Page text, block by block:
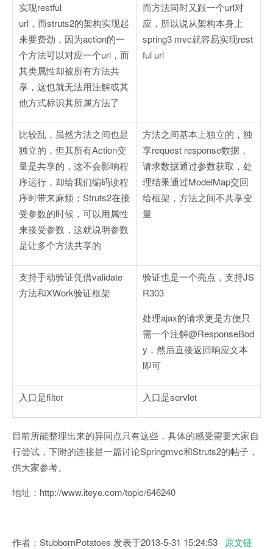
实现restful
url，而struts2的架构实现起
来要费劲，因为action的一
个方法可以对应一个url，而
其类属性却被所有方法共
享，这也就无法用注解或其
他方式标识其所属方法了
而方法同时又跟一个url对
应，所以说从架构本身上
spring3 mvc就容易实现rest
ful url
比较乱，虽然方法之间也是
独立的，但其所有Action变
量是共享的，这不会影响程
序运行，却给我们编码读程
序时带来麻烦；Struts2在接
受参数的时候，可以用属性
来接受参数，这就说明参数
是让多个方法共享的
方法之间基本上独立的，独
享request response数据，
请求数据通过参数获取，处
理结果通过ModelMap交回
给框架，方法之间不共享变
量
支持手动验证凭借validate
方法和XWork验证框架
验证也是一个亮点，支持JS
R303
处理ajax的请求更是方便只
需一个注解@ResponseBod
y，然后直接返回响应文本
即可
入口是filter 入口是servlet
目前所能整理出来的异同点只有这些，具体的感受需要大家自
行尝试，下附的连接是一篇讨论Springmvc和Struts2的帖子，
供大家参考。
地址：http://www.iteye.com/topic/646240
作者：StubbornPotatoes 发表于2013-5-31 15:24:53 原文链